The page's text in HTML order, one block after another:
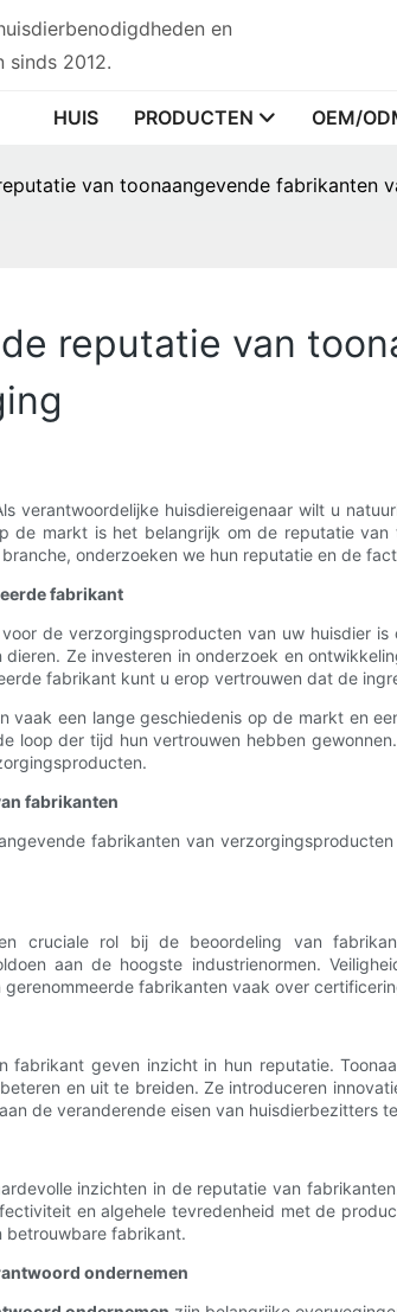
en
sinds 2012.
HUIS PRODUCTEN OEM/
van toonaangevende fabrikanten
reputatie van
verantwoordelijke huisdiereigenaar wilt u
de markt is het belangrijk om de reputatie
onderzoeken we hun reputatie en de
fabrikant
de verzorgingsproducten van uw huisdier
Ze investeren in onderzoek en
fabrikant kunt u erop vertrouwen dat de
vaak een lange geschiedenis op de markt en
loop der tijd hun vertrouwen hebben
fabrikanten
fabrikanten van
cruciale rol bij de beoordeling van
aan de hoogste industrienormen.
fabrikanten vaak over
fabrikant geven inzicht in hun reputatie.
en uit te breiden. Ze introduceren
de veranderende eisen van huisdierbezitters
inzichten in de reputatie van
en algehele tevredenheid met de
betrouwbare fabrikant.
ondernemen